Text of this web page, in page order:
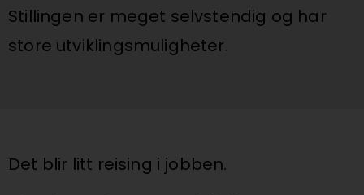
Stillingen er meget selvstendig og har
store utviklingsmuligheter.
Det blir litt reising i jobben.